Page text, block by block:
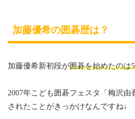
加藤優希の囲碁歴は？
加藤優希新初段が囲碁を始めたのは
2007年こども囲碁フェスタ「梅沢由
されたことがきっかけなんですね↓